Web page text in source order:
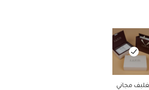
حجم مثالي يمنحك حضورًا قويًا وأناقة متكاملة.
) فاخر
بين الكلاسيكية والعصرية.
مجاني